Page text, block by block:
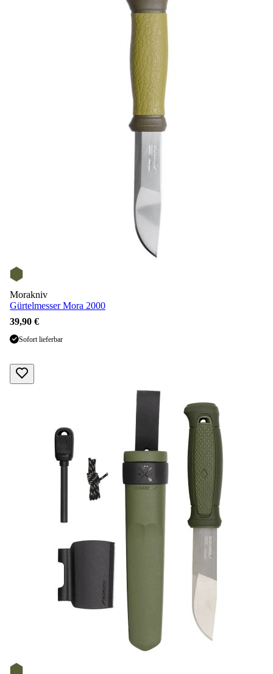
Morakniv
Gürtelmesser Mora 2000
39,90 €
Sofort lieferbar